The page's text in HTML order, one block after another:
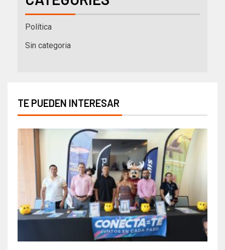
Política
Sin categoria
TE PUEDEN INTERESAR